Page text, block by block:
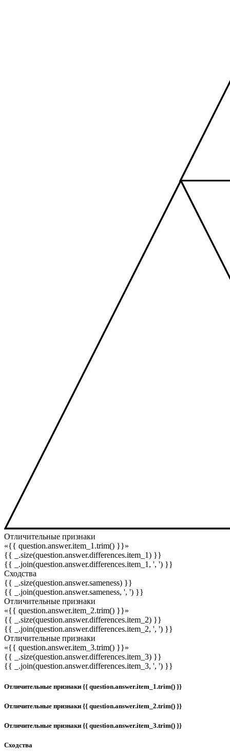
Отличительные признаки
«{{ question.answer.item_1.trim() }}»
{{ _.size(question.answer.differences.item_1) }}
{{ _.join(question.answer.differences.item_1, ', ') }}
Сходства
{{ _.size(question.answer.sameness) }}
{{ _.join(question.answer.sameness, ', ') }}
Отличительные признаки
«{{ question.answer.item_2.trim() }}»
{{ _.size(question.answer.differences.item_2) }}
{{ _.join(question.answer.differences.item_2, ', ') }}
Отличительные признаки
«{{ question.answer.item_3.trim() }}»
{{ _.size(question.answer.differences.item_3) }}
{{ _.join(question.answer.differences.item_3, ', ') }}
Отличительные признаки {{ question.answer.item_1.trim() }}
Отличительные признаки {{ question.answer.item_2.trim() }}
Отличительные признаки {{ question.answer.item_3.trim() }}
Сходства